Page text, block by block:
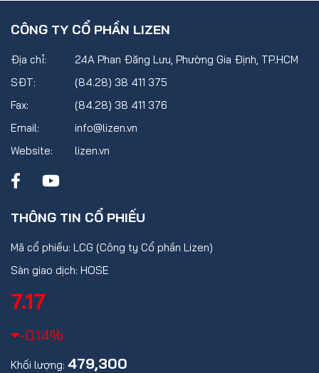
CÔNG TY CỔ PHẦN LIZEN
Địa chỉ:
24A Phan Đăng Lưu, Phường Gia Định, TP.HCM
SĐT:
(84.28) 38 411 375
Fax:
(84.28) 38 411 376
Email:
info@lizen.vn
Website:
lizen.vn
THÔNG TIN CỔ PHIẾU
Mã cổ phiếu: LCG (Công ty Cổ phần Lizen)
Sàn giao dịch: HOSE
7.17
-0.14%
Khối lượng: 479,300